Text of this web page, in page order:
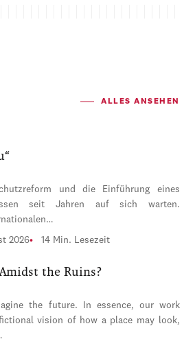
ALLES ANSEHEN
und die Einführung eines
seit Jahren auf sich warten.
2026 14 Min. Lesezeit
the Ruins?
the future. In essence, our work
vision of how a place may look,